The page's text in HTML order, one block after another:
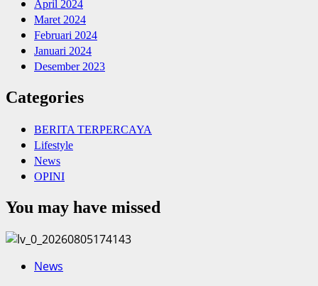
April 2024
Maret 2024
Februari 2024
Januari 2024
Desember 2023
Categories
BERITA TERPERCAYA
Lifestyle
News
OPINI
You may have missed
News